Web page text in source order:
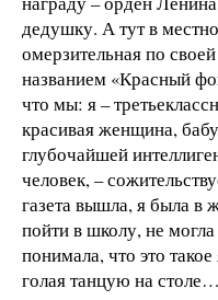
дедушку. А тут в
омерзительная по
названием «Красный
что мы: я –
красивая женщина,
глубочайшей
человек, –
газета вышла, я была в
пойти в школу, не
понимала, что это
голая танцую на